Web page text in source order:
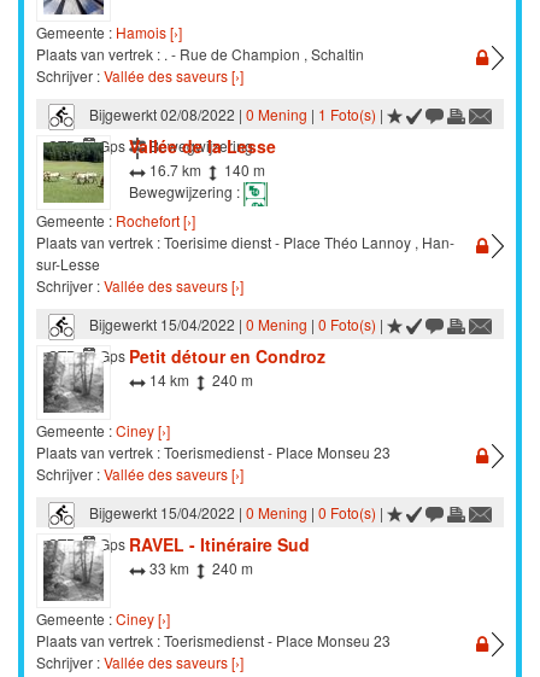
Gemeente : Hamois [›]
Plaats van vertrek : . - Rue de Champion , Schaltin
Schrijver :Vallée des saveurs [›]
Bijgewerkt 02/08/2022 | 0 Mening | 1 Foto(s) |
STB
Gps Bewegwijzering
Vallée de la Lesse
16.7 km
140 m
Bewegwijzering :
Gemeente : Rochefort [›]
Plaats van vertrek : Toerisime dienst - Place Théo Lannoy , Han-
sur-Lesse
Schrijver :Vallée des saveurs [›]
Bijgewerkt 15/04/2022 | 0 Mening | 0 Foto(s) |
STB
Gps Petit détour en Condroz
14 km 240 m
Gemeente :Ciney [›]
Plaats van vertrek : Toerismedienst - Place Monseu 23
Schrijver :Vallée des saveurs [›]
Bijgewerkt 15/04/2022 | 0 Mening | 0 Foto(s) |
STB
Gps RAVEL - Itinéraire Sud
33 km 240 m
Gemeente :Ciney [›]
Plaats van vertrek : Toerismedienst - Place Monseu 23
Schrijver :Vallée des saveurs [›]